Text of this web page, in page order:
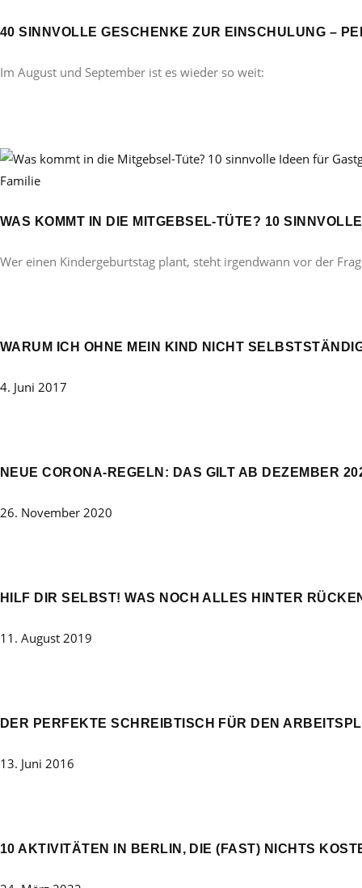
40 SINNVOLLE GESCHENKE ZUR EINSCHULUNG –
Im August und September ist es wieder so weit:
Familie
WAS KOMMT IN DIE MITGEBSEL-TÜTE? 10
Wer einen Kindergeburtstag plant, steht irgendwann vor der
WARUM ICH OHNE MEIN KIND NICHT
4. Juni 2017
NEUE CORONA-REGELN: DAS GILT AB DEZEMBER
26. November 2020
HILF DIR SELBST! WAS NOCH ALLES HINTER
11. August 2019
DER PERFEKTE SCHREIBTISCH FÜR DEN
13. Juni 2016
10 AKTIVITÄTEN IN BERLIN, DIE (FAST) NICHTS